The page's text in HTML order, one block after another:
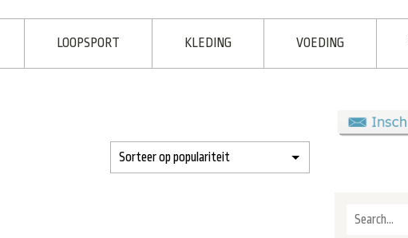
LOOPSPORT KLEDING VOEDING